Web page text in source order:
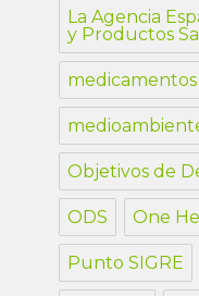
La Agencia
y Productos
medicamentos
Objetivos de
ODS One
Punto SIGRE